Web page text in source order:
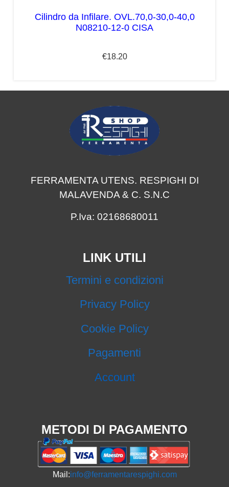
Cilindro da Infilare. OVL.70,0-30,0-40,0
N08210-12-0 CISA
€18.20
FERRAMENTA UTENS. RESPIGHI DI
MALAVENDA & C. S.N.C
P.Iva: 02168680011
LINK UTILI
Termini e condizioni
Privacy Policy
Cookie Policy
Pagamenti
Account
METODI DI PAGAMENTO
Mail:info@ferramentarespighi.com